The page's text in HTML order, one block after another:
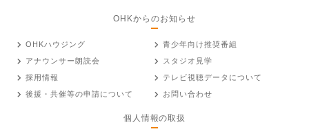
OHKからのお知らせ
OHKハウジング
青少年向け推奨番組
アナウンサー朗読会
スタジオ見学
採用情報
テレビ視聴データについて
後援・共催等の申請について
お問い合わせ
個人情報の取扱